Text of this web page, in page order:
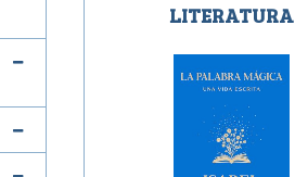
LITERATURA